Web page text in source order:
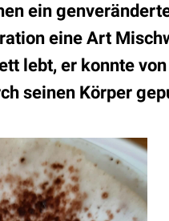
ein
eine Art
lebt, er konnte
seinen Körper